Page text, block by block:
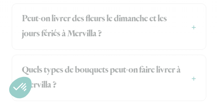
Peut-on livrer des fleurs le dimanche et les
jours fériés à Mervilla ?
Quels types de bouquets peut-on faire livrer à
Mervilla ?